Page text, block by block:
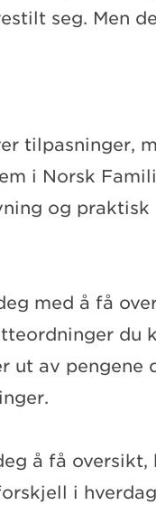
seg. Men
tilpasninger,
i Norsk
og praktisk
med å få
du
ut av pengene
å få
i